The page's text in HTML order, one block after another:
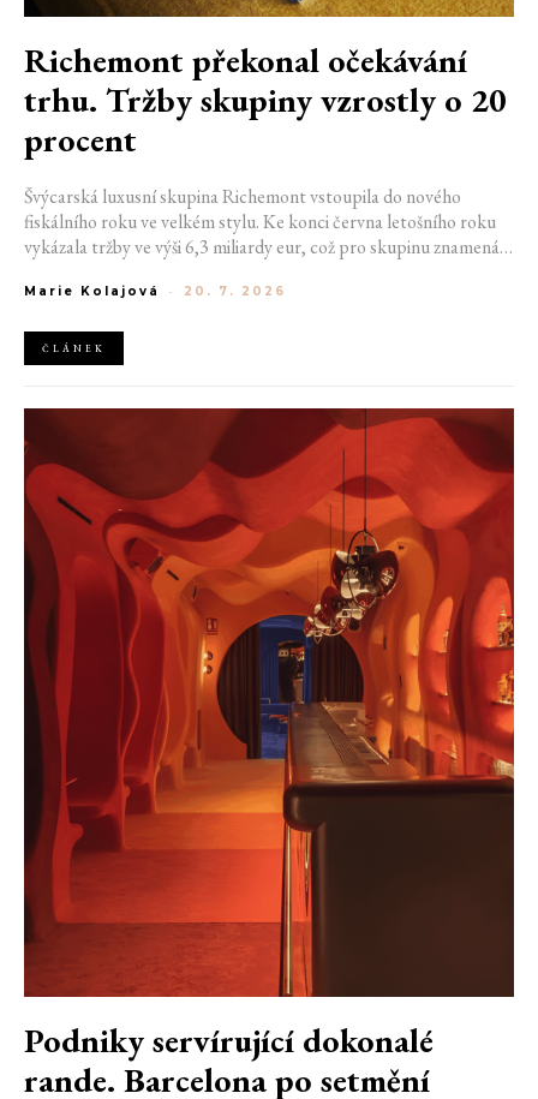
Richemont překonal očekávání
trhu. Tržby skupiny vzrostly o 20
procent
Švýcarská luxusní skupina Richemont vstoupila do nového
fiskálního roku ve velkém stylu. Ke konci června letošního roku
vykázala tržby ve výši 6,3 miliardy eur, což pro skupinu znamená
luxusním zůstává i přes přetrvávající ekonomickou nejistotu
Marie Kolajová - 20. 7. 2026
ČLÁNEK
Podniky servírující dokonalé
rande. Barcelona po setmění